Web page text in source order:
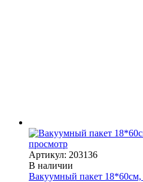
просмотр
Артикул: 203136
В наличии
Вакуумный пакет